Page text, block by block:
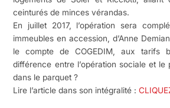
ceinturés de minces vérandas.
En juillet 2017, l’opération sera
immeubles en accession, d’Anne
le compte de COGEDIM, aux tarifs
différence entre l’opération sociale et
dans le parquet ?
Lire l’article dans son intégralité :